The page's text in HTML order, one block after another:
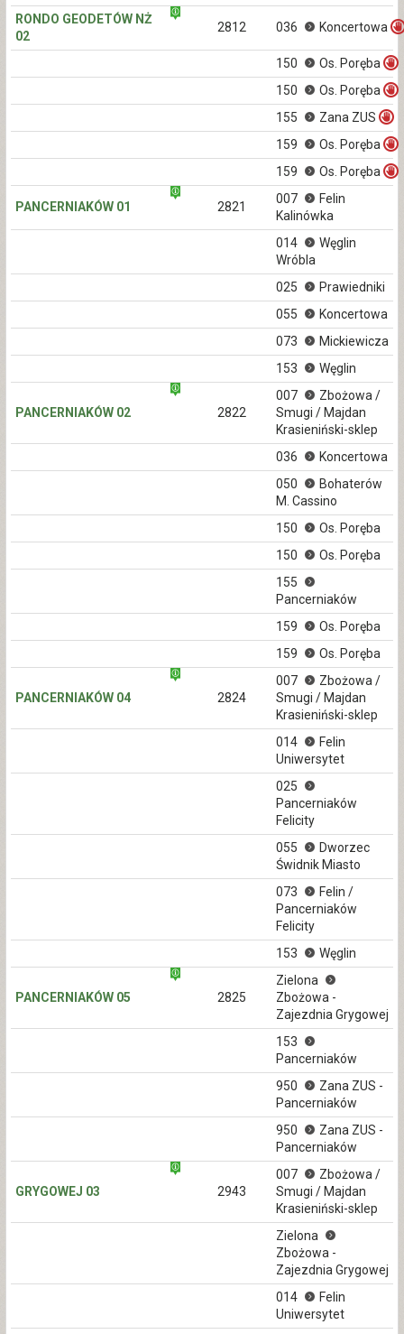
RONDO GEODETÓW NŻ
02
2812 036 Koncertowa
150
Os. Poręba
150
Os. Poręba
155
Zana ZUS
159
Os. Poręba
159
Os. Poręba
PANCERNIAKÓW 01 2821
007
Felin
Kalinówka
014
Węglin
Wróbla
025
Prawiedniki
055
Koncertowa
073
Mickiewicza
153
Węglin
PANCERNIAKÓW 02 2822
007
Zbożowa /
Smugi / Majdan
Krasieniński-sklep
036
Koncertowa
050
Bohaterów
M. Cassino
150
Os. Poręba
150
Os. Poręba
155
Pancerniaków
159
Os. Poręba
159
Os. Poręba
PANCERNIAKÓW 04 2824
007
Zbożowa /
Smugi / Majdan
Krasieniński-sklep
014
Felin
Uniwersytet
025
Pancerniaków
Felicity
055
Dworzec
Świdnik Miasto
073
Felin /
Pancerniaków
Felicity
153
Węglin
PANCERNIAKÓW 05 2825
Zielona
Zbożowa -
Zajezdnia Grygowej
153
Pancerniaków
950
Zana ZUS -
Pancerniaków
950
Zana ZUS -
Pancerniaków
GRYGOWEJ 03 2943
007
Zbożowa /
Smugi / Majdan
Krasieniński-sklep
Zielona
Zbożowa -
Zajezdnia Grygowej
014
Felin
Uniwersytet